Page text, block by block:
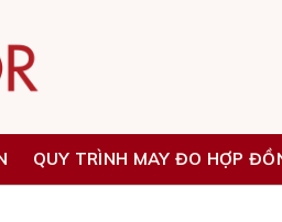
QUY TRÌNH MAY ĐO HỢP